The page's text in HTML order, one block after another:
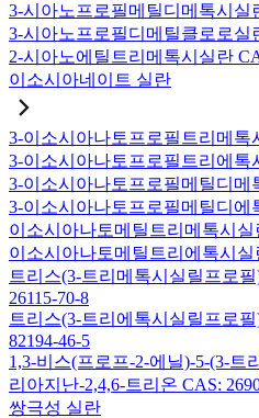
3-시아노프로필메틸디메톡시실
3-시아노프로필디메틸클로로실
2-시아노에틸트리메톡시실란
이소시아네이트 실란
3-이소시아나토프로필트리메톡
3-이소시아나토프로필트리에톡
3-이소시아나토프로필메틸디메
3-이소시아나토프로필메틸디에
이소시아나토메틸트리메톡시실
이소시아나토메틸트리에톡시실
트리스(3-트리메톡시실릴프로
26115-70-8
트리스(3-트리에톡시실릴프로
82194-46-5
1,3-비스(프로프-2-에닐)-5-(3-트
리아지난-2,4,6-트리온 CAS:
쌍극성 실란